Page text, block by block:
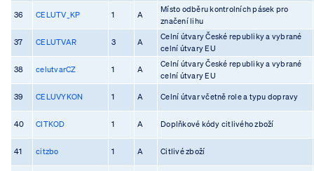
36 CELUTV_KP 1 A
Místo odběru kontrolních pásek pro
značení lihu
37 CELUTVAR 3 A
Celní útvary České republiky a vybrané
celní útvary EU
38 celutvarCZ 1 A
Celní útvary České republiky a vybrané
celní útvary EU
39 CELUVYKON 1 A Celní útvar včetně role a typu dopravy
40 CITKOD 1 A Doplňkové kódy citlivého zboží
41 citzbo 1 A Citlivé zboží